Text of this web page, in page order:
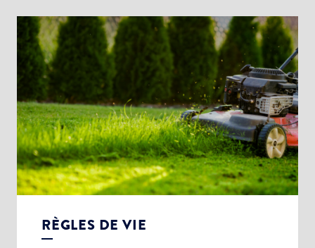
RÈGLES DE VIE